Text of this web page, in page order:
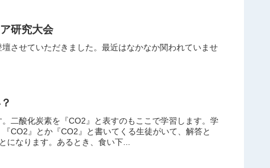
研究大会
させていただきました。最近はなかなか関われていませ
二酸化炭素を『CO2』と表すのもここで学習します。学
CO2』とか『CO2』と書いてくる生徒がいて、解答と
になります。あるとき、食い下...